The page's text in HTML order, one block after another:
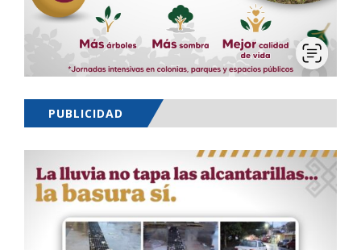
PUBLICIDAD